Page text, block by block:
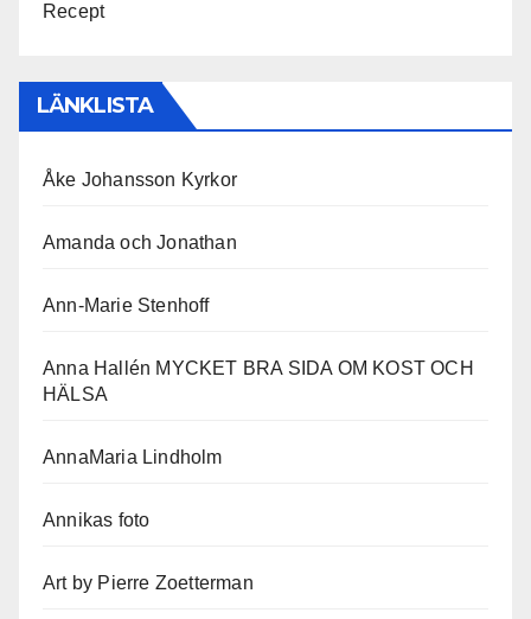
Recept
LÄNKLISTA
Åke Johansson Kyrkor
Amanda och Jonathan
Ann-Marie Stenhoff
Anna Hallén MYCKET BRA SIDA OM KOST OCH
HÄLSA
AnnaMaria Lindholm
Annikas foto
Art by Pierre Zoetterman